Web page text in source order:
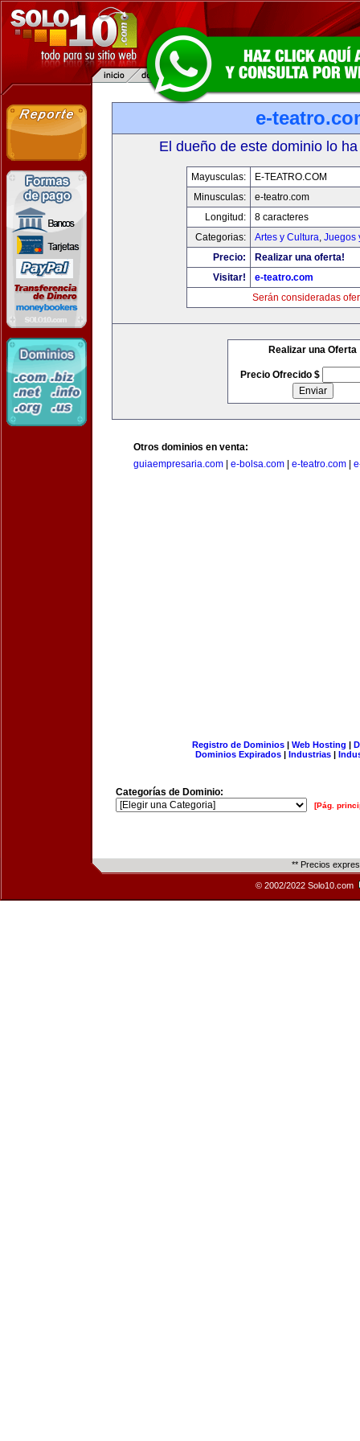
e-
El dueño de este dominio lo
Mayusculas:
E-TEATRO.COM
Minusculas:
e-teatro.com
Longitud:
8 caracteres
Categorias:
Artes y Cultura, Juegos
Precio:
Realizar una oferta!
Visitar!
e-teatro.com
Serán consideradas
Realizar una Oferta
Precio Ofrecido $
Otros dominios en venta:
guiaempresaria.com
e-bolsa.com e-teatro.com
Registro de Dominios| Web Hosting |
Dominios Expirados | Industrias |
Categorías de Dominio:
[Pág.
** Precios
© 2002/2022 Solo10.com